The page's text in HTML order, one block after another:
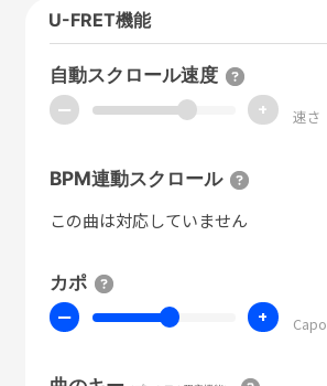
U-FRET機能
自動スクロール速度
ー + 速さ
BPM連動スクロール
この曲は対応していません
カポ
ー + Capo